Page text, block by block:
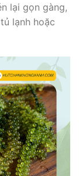
lại gọn gàng,
lạnh hoặc